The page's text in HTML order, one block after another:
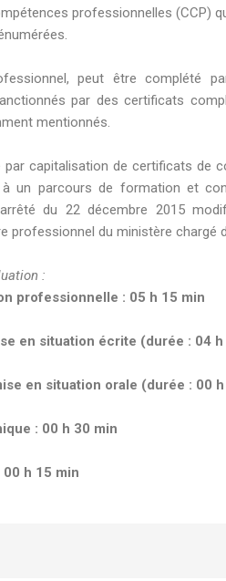
professionnelles (CCP)
peut être complété
par des certificats
mentionnés.
par capitalisation de certificats de
un parcours de formation et
du 22 décembre 2015
professionnel du ministère chargé
:
professionnelle : 05 h 15 min
en situation écrite (durée : 04 h
en situation orale (durée : 00
: 00 h 30 min
h 15 min